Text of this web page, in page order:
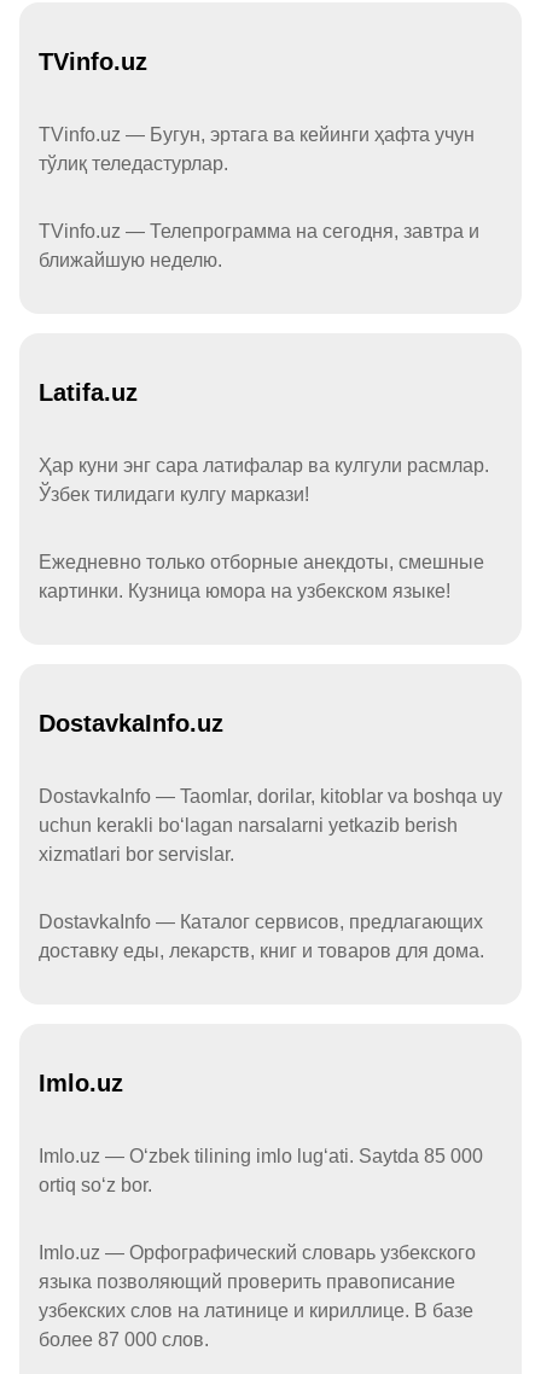
TVinfo.uz
TVinfo.uz — Бугун, эртага ва кейинги ҳафта учун
тўлиқ теледастурлар.
TVinfo.uz — Телепрограмма на сегодня, завтра и
ближайшую неделю.
Latifa.uz
Ҳар куни энг сара латифалар ва кулгули расмлар.
Ўзбек тилидаги кулгу маркази!
Ежедневно только отборные анекдоты, смешные
картинки. Кузница юмора на узбекском языке!
DostavkaInfo.uz
DostavkaInfo — Taomlar, dorilar, kitoblar va boshqa uy
uchun kerakli boʻlagan narsalarni yetkazib berish
xizmatlari bor servislar.
DostavkaInfo — Каталог сервисов, предлагающих
доставку еды, лекарств, книг и товаров для дома.
Imlo.uz
Imlo.uz — Oʻzbek tilining imlo lugʻati. Saytda 85 000
ortiq soʻz bor.
Imlo.uz — Орфографический словарь узбекского
языка позволяющий проверить правописание
узбекских слов на латинице и кириллице. В базе
более 87 000 слов.